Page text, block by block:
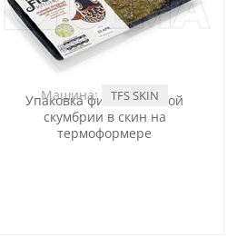
Упаковка филе копченой
скумбрии в скин на
термоформере
Машина: TFS SKIN